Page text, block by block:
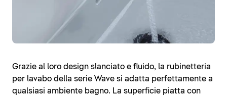
Grazie al loro design slanciato e fluido, la rubinetteria
per lavabo della serie Wave si adatta perfettamente a
qualsiasi ambiente bagno. La superficie piatta con